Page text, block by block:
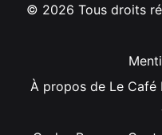
© 2026 Tous droits
À propos de Le Café